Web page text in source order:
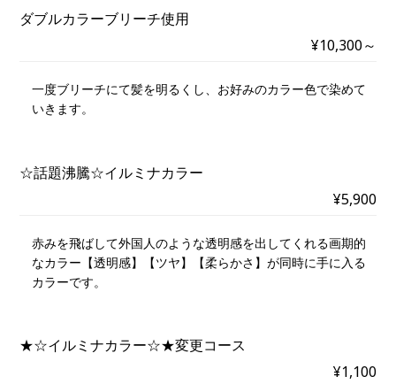
ダブルカラーブリーチ使用
¥10,300～
一度ブリーチにて髪を明るくし、お好みのカラー色で染めて
いきます。
☆話題沸騰☆イルミナカラー
¥5,900
赤みを飛ばして外国人のような透明感を出してくれる画期的
なカラー【透明感】【ツヤ】【柔らかさ】が同時に手に入る
カラーです。
★☆イルミナカラー☆★変更コース
¥1,100